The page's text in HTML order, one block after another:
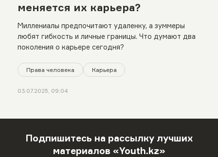
меняется их карьера?
Миллениалы предпочитают удаленку, а зуммеры
любят гибкость и личные границы. Что думают два
поколения о карьере сегодня?
Права человека Карьера
03.07.2025, 09:04
Подпишитесь на рассылку лучших
материалов «Youth.kz»